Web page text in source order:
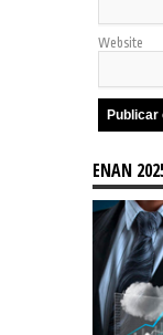
Website
ENAN